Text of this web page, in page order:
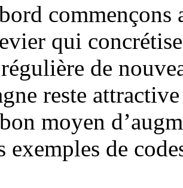
commençons
qui
de
reste
moyen
exemples de